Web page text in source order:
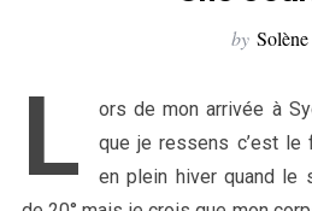
by Solène
L
ors de mon arrivée à
que je ressens c’est le
en plein hiver quand le